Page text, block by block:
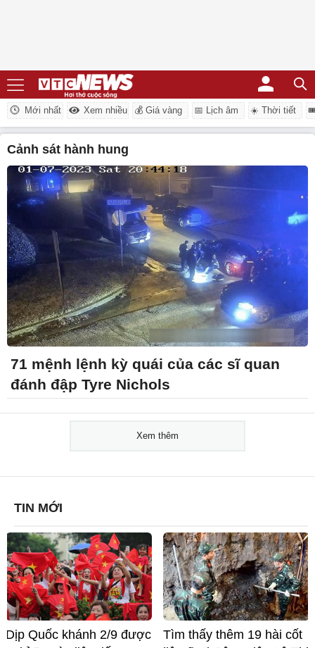
Mới nhất Xem nhiều 💰 Giá vàng 📅 Lịch âm ☀️ Thời tiết
cảnh sát hành hung
71 mệnh lệnh kỳ quái của các sĩ quan
đánh đập Tyre Nichols
Xem thêm
TIN MỚI
Dịp Quốc khánh 2/9 được
Tìm thấy thêm 19 hài cốt